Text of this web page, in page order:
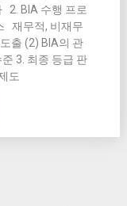
2. BIA 수행 프로
재무적, 비재무
출 (2) BIA의 관
3. 최종 등급 판
도